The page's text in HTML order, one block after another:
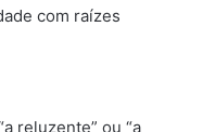
com raízes
reluzente” ou “a